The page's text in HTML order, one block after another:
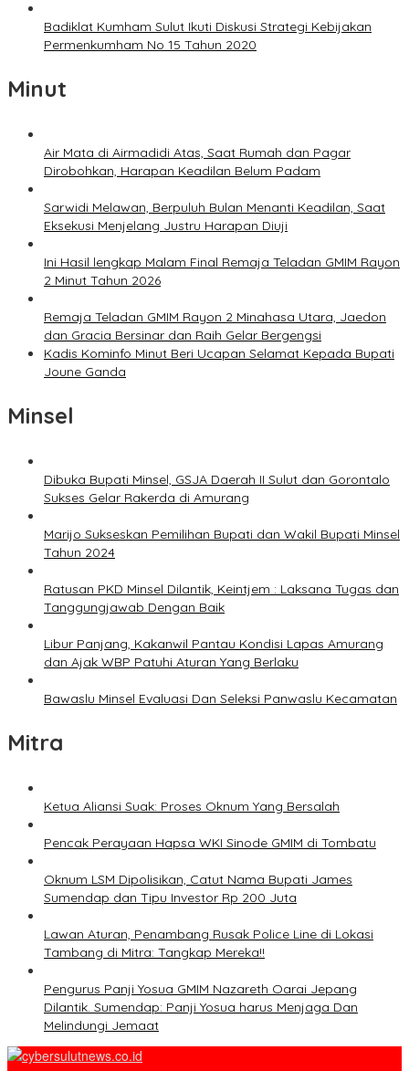
Badiklat Kumham Sulut Ikuti Diskusi Strategi Kebijakan
Permenkumham No 15 Tahun 2020
Minut
Air Mata di Airmadidi Atas, Saat Rumah dan Pagar
Dirobohkan, Harapan Keadilan Belum Padam
Sarwidi Melawan, Berpuluh Bulan Menanti Keadilan, Saat
Eksekusi Menjelang Justru Harapan Diuji
Ini Hasil lengkap Malam Final Remaja Teladan GMIM Rayon
2 Minut Tahun 2026
Remaja Teladan GMIM Rayon 2 Minahasa Utara, Jaedon
dan Gracia Bersinar dan Raih Gelar Bergengsi
Kadis Kominfo Minut Beri Ucapan Selamat Kepada Bupati
Joune Ganda
Minsel
Dibuka Bupati Minsel, GSJA Daerah II Sulut dan Gorontalo
Sukses Gelar Rakerda di Amurang
Marijo Sukseskan Pemilihan Bupati dan Wakil Bupati Minsel
Tahun 2024
Ratusan PKD Minsel Dilantik, Keintjem : Laksana Tugas dan
Tanggungjawab Dengan Baik
Libur Panjang, Kakanwil Pantau Kondisi Lapas Amurang
dan Ajak WBP Patuhi Aturan Yang Berlaku
Bawaslu Minsel Evaluasi Dan Seleksi Panwaslu Kecamatan
Mitra
Ketua Aliansi Suak: Proses Oknum Yang Bersalah
Pencak Perayaan Hapsa WKI Sinode GMIM di Tombatu
Oknum LSM Dipolisikan, Catut Nama Bupati James
Sumendap dan Tipu Investor Rp 200 Juta
Lawan Aturan, Penambang Rusak Police Line di Lokasi
Tambang di Mitra: Tangkap Mereka!!
Pengurus Panji Yosua GMIM Nazareth Oarai Jepang
Dilantik. Sumendap: Panji Yosua harus Menjaga Dan
Melindungi Jemaat